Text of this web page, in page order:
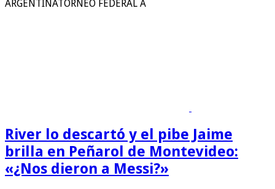
ARGENTINATORNEO FEDERAL A
River lo descartó y el pibe Jaime
brilla en Peñarol de Montevideo:
«¿Nos dieron a Messi?»